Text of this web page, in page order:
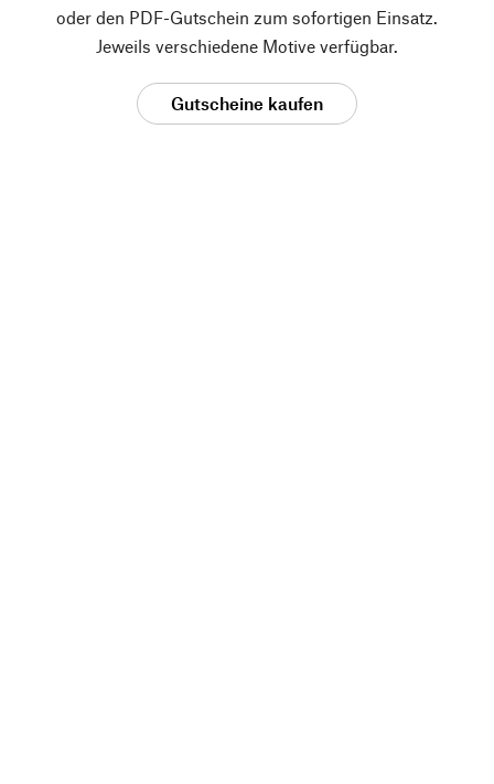
oder den PDF-Gutschein zum sofortigen Einsatz.
Jeweils verschiedene Motive verfügbar.
Gutscheine kaufen